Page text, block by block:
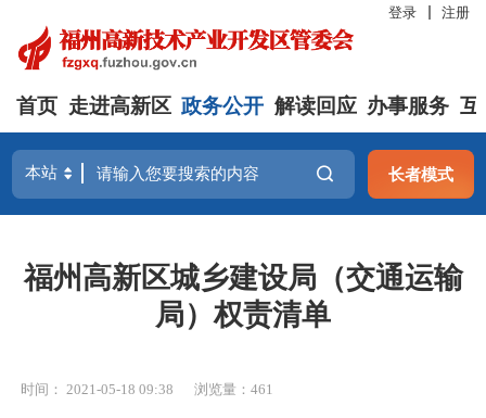
登录 注册
首页 走进高新区 政务公开 解读回应 办事服务 互
长者模式
福州高新区城乡建设局（交通运输
局）权责清单
时间： 2021-05-18 09:38 浏览量：461